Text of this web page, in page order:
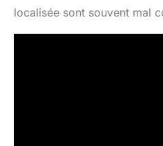
localisée sont souvent mal